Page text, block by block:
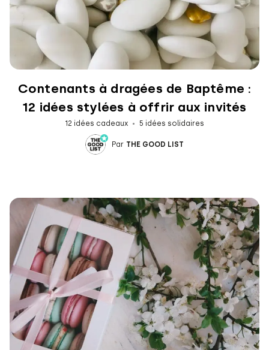
Contenants à dragées de Baptême :
12 idées stylées à offrir aux invités
12 idées cadeaux 5 idées solidaires
Par THE GOOD LIST